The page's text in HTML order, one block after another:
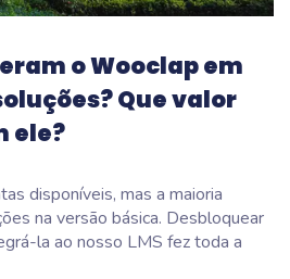
o Wooclap em
Que valor
ele?
disponíveis, mas a maioria
na versão básica. Desbloquear
la ao nosso LMS fez toda a